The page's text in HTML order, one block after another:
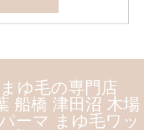
ゆ毛の専門店
船橋 津田沼 木場
ーマ まゆ毛ワッ